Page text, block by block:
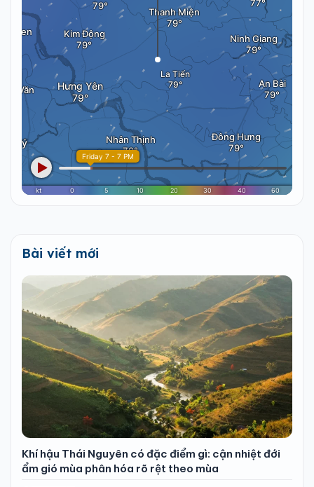
Bài viết mới
Khí hậu Thái Nguyên có đặc điểm gì: cận nhiệt đới
ẩm gió mùa phân hóa rõ rệt theo mùa